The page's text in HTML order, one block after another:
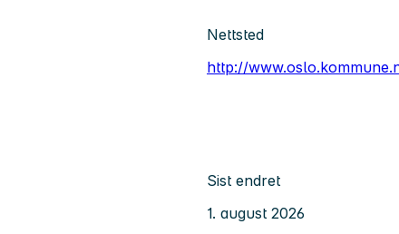
Nettsted
http://
Sist endret
1. august 2026